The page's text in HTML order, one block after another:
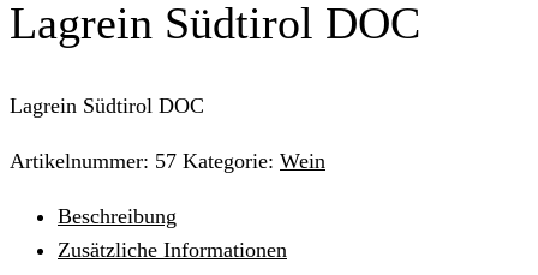
Lagrein Südtirol DOC
Lagrein Südtirol DOC
Artikelnummer: 57 Kategorie: Wein
Beschreibung
Zusätzliche Informationen